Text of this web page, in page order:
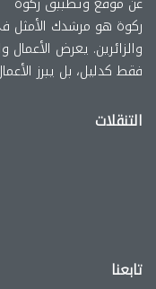
ركوة هو مرشدك الأمثل
والزائرين. يعرض
فقط كدليل، بل يبرز
التنقلات
تابعنا